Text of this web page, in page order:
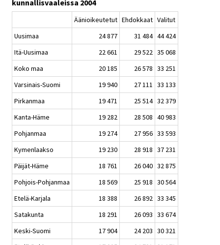
kunnallisvaaleissa 2004
Äänioikeutetut Ehdokkaat Valitut
Uusimaa
24 877 31 484 44 424
Itä-Uusimaa
22 661 29 522 35 068
Koko maa
20 185 26 578 33 251
Varsinais-Suomi
19 940 27 111 33 133
Pirkanmaa
19 471 25 514 32 379
Kanta-Häme
19 282 28 508 40 983
Pohjanmaa
19 274 27 956 33 593
Kymenlaakso
19 230 28 918 37 231
Päijät-Häme
18 761 26 040 32 875
Pohjois-Pohjanmaa
18 569 25 918 30 564
Etelä-Karjala
18 388 26 892 33 345
Satakunta
18 291 26 093 33 674
Keski-Suomi
17 904 24 203 30 321